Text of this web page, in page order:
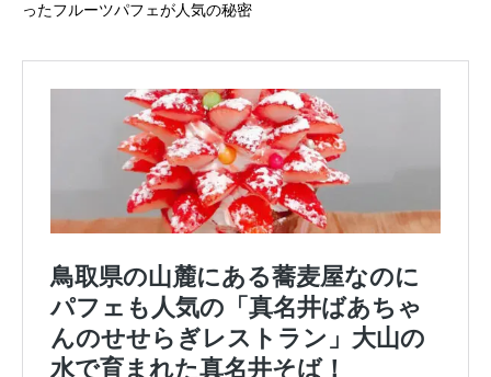
ったフルーツパフェが人気の秘密